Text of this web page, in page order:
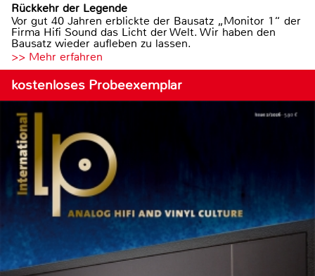
Rückkehr der Legende
Vor gut 40 Jahren erblickte der Bausatz „Monitor 1“ der
Firma Hifi Sound das Licht der Welt. Wir haben den
Bausatz wieder aufleben zu lassen.
>> Mehr erfahren
kostenloses Probeexemplar